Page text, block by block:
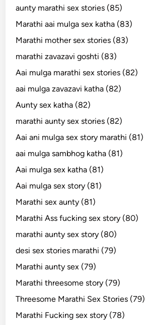
aunty marathi sex stories (85)
Marathi aai mulga sex katha (83)
Marathi mother sex stories (83)
marathi zavazavi goshti (83)
Aai mulga marathi sex stories (82)
aai mulga zavazavi katha (82)
Aunty sex katha (82)
marathi aunty sex stories (82)
Aai ani mulga sex story marathi (81)
aai mulga sambhog katha (81)
Aai mulga sex katha (81)
Aai mulga sex story (81)
Marathi sex aunty (81)
Marathi Ass fucking sex story (80)
marathi aunty sex story (80)
desi sex stories marathi (79)
Marathi aunty sex (79)
Marathi threesome story (79)
Threesome Marathi Sex Stories (79)
Marathi Fucking sex story (78)